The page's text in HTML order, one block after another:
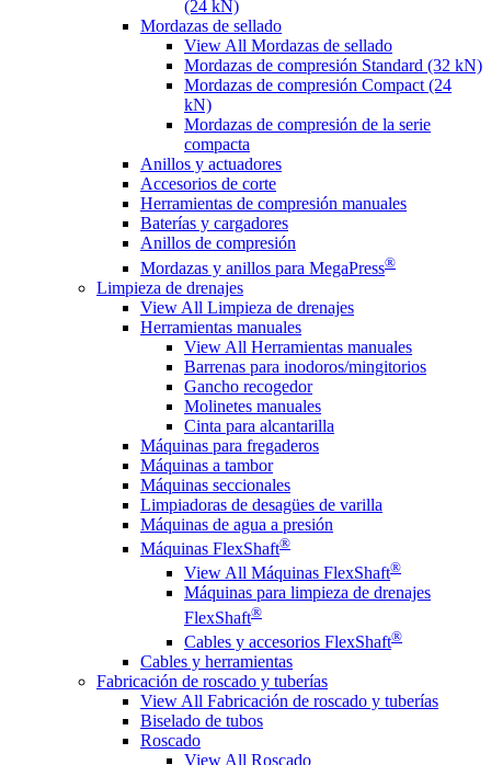
(24 kN)
Mordazas de sellado
View All Mordazas de sellado
Mordazas de compresión Standard (32 kN)
Mordazas de compresión Compact (24
kN)
Mordazas de compresión de la serie
compacta
Anillos y actuadores
Accesorios de corte
Herramientas de compresión manuales
Baterías y cargadores
Anillos de compresión
Mordazas y anillos para MegaPress®
Limpieza de drenajes
View All Limpieza de drenajes
Herramientas manuales
View All Herramientas manuales
Barrenas para inodoros/mingitorios
Gancho recogedor
Molinetes manuales
Cinta para alcantarilla
Máquinas para fregaderos
Máquinas a tambor
Máquinas seccionales
Limpiadoras de desagües de varilla
Máquinas de agua a presión
Máquinas FlexShaft®
View All Máquinas FlexShaft®
Máquinas para limpieza de drenajes
FlexShaft®
Cables y accesorios FlexShaft®
Cables y herramientas
Fabricación de roscado y tuberías
View All Fabricación de roscado y tuberías
Biselado de tubos
Roscado
View All Roscado